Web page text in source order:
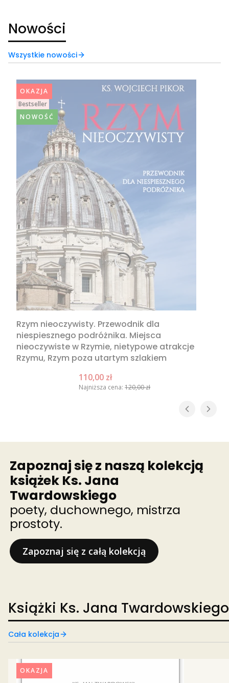
Nowości
Wszystkie nowości
OKAZJA
Bestseller
NOWOŚĆ
Rzym nieoczywisty. Przewodnik dla
niespiesznego podróżnika. Miejsca
nieoczywiste w Rzymie, nietypowe atrakcje
Rzymu, Rzym poza utartym szlakiem
Cena promocyjna
110,00 zł
Najniższa cena: 120,00 zł
Zapoznaj się z naszą kolekcją
książek Ks. Jana
Twardowskiego
poety, duchownego, mistrza
prostoty.
Zapoznaj się z całą kolekcją
Książki Ks. Jana Twardowskiego
Cała kolekcja
OKAZJA